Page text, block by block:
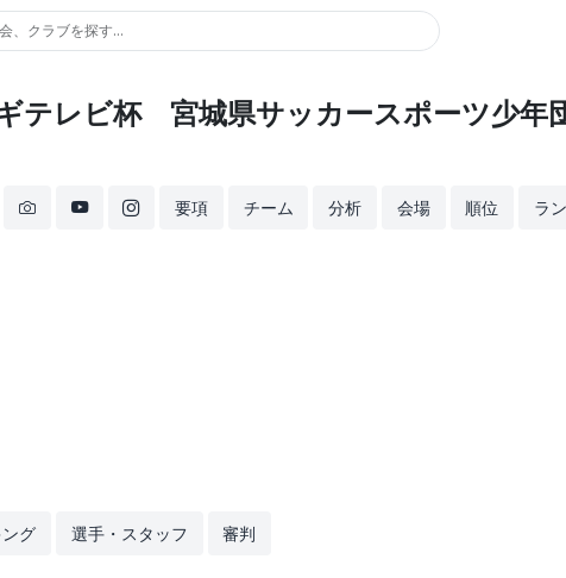
、クラブを探す...
レビ杯 宮城県サッカースポーツ少年
要項 チーム 分析 会場 順位 ラ
グ 選手・スタッフ 審判